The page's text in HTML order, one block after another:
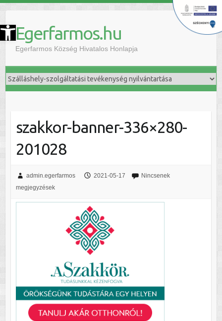
Eszköztár megnyitása Egerfarmos.hu
Egerfarmos Község Hivatalos Honlapja
szakkor-banner-336×280-
201028
admin.egerfarmos 2021-05-17
Nincsenek
megjegyzések